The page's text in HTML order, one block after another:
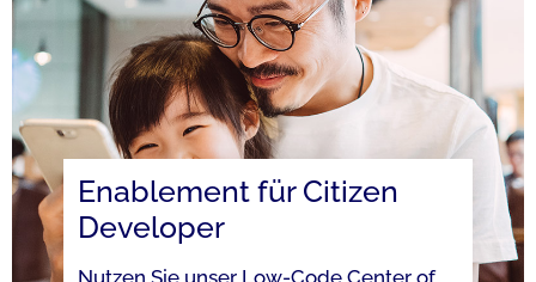
Enablement für Citizen
Developer
Nutzen Sie unser Low-Code Center of